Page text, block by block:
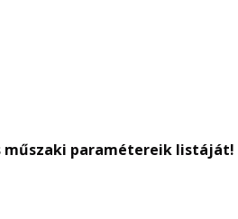
műszaki paramétereik listáját!